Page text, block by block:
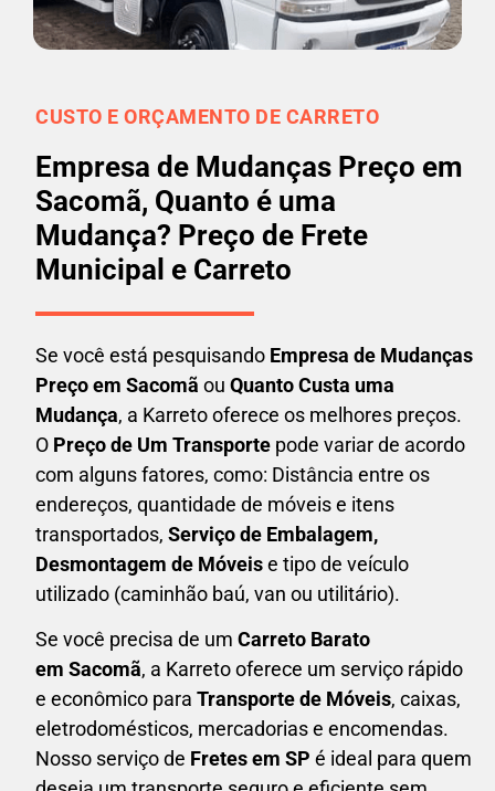
CUSTO E ORÇAMENTO DE CARRETO
Empresa de Mudanças Preço em
Sacomã, Quanto é uma
Mudança? Preço de Frete
Municipal e Carreto
Se você está pesquisando Empresa de Mudanças
Preço em Sacomã ou Quanto Custa uma
Mudança, a Karreto oferece os melhores preços.
O Preço de Um Transporte pode variar de acordo
com alguns fatores, como: Distância entre os
endereços, quantidade de móveis e itens
transportados, Serviço de Embalagem,
Desmontagem de Móveise tipo de veículo
utilizado (caminhão baú, van ou utilitário).
Se você precisa de um Carreto Barato
em Sacomã, a Karreto oferece um serviço rápido
e econômico para Transporte de Móveis, caixas,
eletrodomésticos, mercadorias e encomendas.
Nosso serviço de Fretes em SP é ideal para quem